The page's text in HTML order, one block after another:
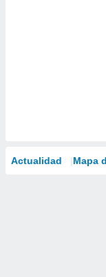
Actualidad Mapa